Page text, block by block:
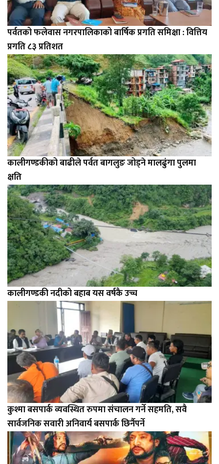
पर्वतको फलेवास नगरपालिकाको बार्षिक प्रगति समिक्षा : वित्तिय
प्रगति ८३ प्रतिशत
कालीगण्डकीको बाढीले पर्वत बागलुङ जोड्ने मालढुंगा पुलमा
क्षति
कालीगण्डकी नदीको बहाब यस वर्षकै उच्च
कुश्मा बसपार्क व्यवस्थित रुपमा संचालन गर्ने सहमति, सवै
सार्वजनिक सवारी अनिवार्य बसपार्क छिर्नैपर्ने